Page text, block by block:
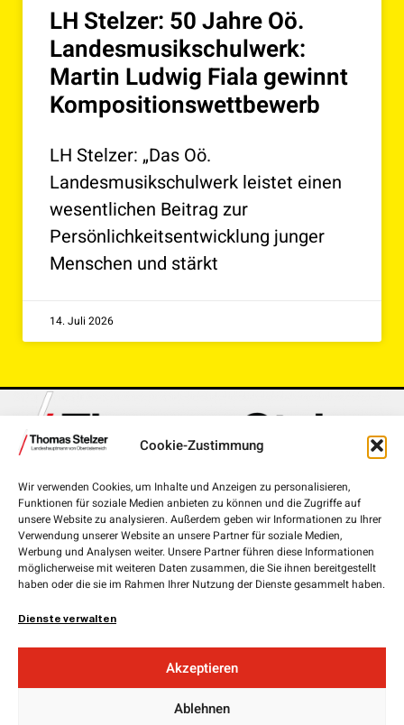
Cookie-Zustimmung
Wir verwenden Cookies, um Inhalte und Anzeigen zu personalisieren,
Funktionen für soziale Medien anbieten zu können und die Zugriffe auf
unsere Website zu analysieren. Außerdem geben wir Informationen zu Ihrer
Verwendung unserer Website an unsere Partner für soziale Medien,
Werbung und Analysen weiter. Unsere Partner führen diese Informationen
möglicherweise mit weiteren Daten zusammen, die Sie ihnen bereitgestellt
haben oder die sie im Rahmen Ihrer Nutzung der Dienste gesammelt haben.
Dienste verwalten
Akzeptieren
Ablehnen
LH Stelzer: 50 Jahre Oö.
Landesmusikschulwerk:
Martin Ludwig Fiala gewinnt
Kompositionswettbewerb
LH Stelzer: „Das Oö.
Landesmusikschulwerk leistet einen
wesentlichen Beitrag zur
Persönlichkeitsentwicklung junger
Menschen und stärkt
14. Juli 2026
Landhausplatz 1, 4020 Linz
+43 732 7720-111 00
lh.stelzer@ooe.gv.at
4020 Linz
Landesgeschäftsführer:
Mag. FlorianHiegelsberger